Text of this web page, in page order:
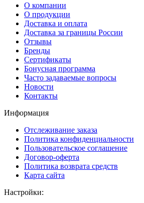
О компании
О продукции
Доставка и оплата
Доставка за границы России
Отзывы
Бренды
Сертификаты
Бонусная программа
Часто задаваемые вопросы
Новости
Контакты
Информация
Отслеживание заказа
Политика конфиденциальности
Пользовательское соглашение
Договор-оферта
Политика возврата средств
Карта сайта
Настройки: